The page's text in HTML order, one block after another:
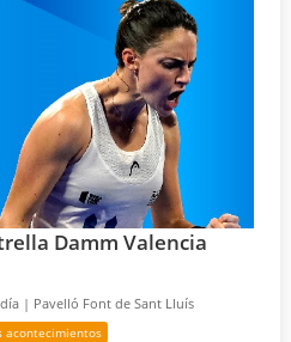
Damm Valencia
| Pavelló Font de Sant Lluís
acontecimientos